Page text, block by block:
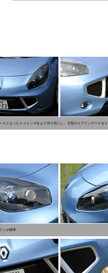
スとなったトゥインゴをより吊り目にし、大型のエアインテークを
ンが標準